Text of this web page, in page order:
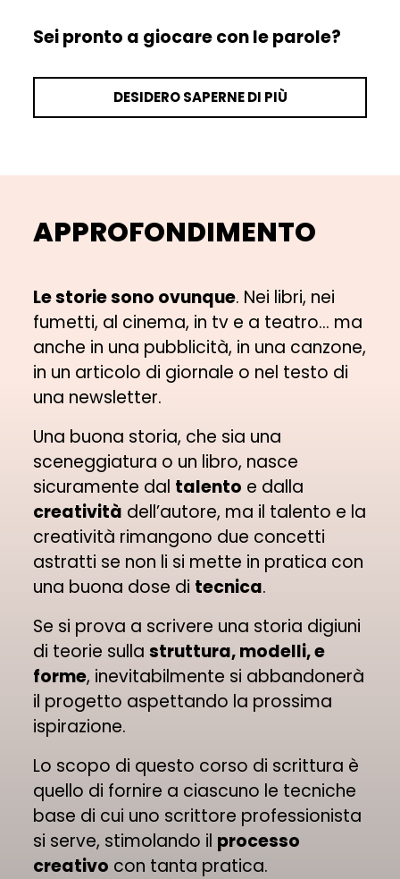
Sei pronto a giocare con le parole?
DESIDERO SAPERNE DI PIÙ
APPROFONDIMENTO
Le storie sono ovunque. Nei libri, nei
fumetti, al cinema, in tv e a teatro... ma
anche in una pubblicità, in una canzone,
in un articolo di giornale o nel testo di
una newsletter.
Una buona storia, che sia una
sceneggiatura o un libro, nasce
sicuramente dal talento e dalla
creatività dell’autore, ma il talento e la
creatività rimangono due concetti
astratti se non li si mette in pratica con
una buona dose di tecnica.
Se si prova a scrivere una storia digiuni
di teorie sullastruttura, modelli, e
forme, inevitabilmente si abbandonerà
il progetto aspettando la prossima
ispirazione.
Lo scopo di questo corso di scrittura è
quello di fornire a ciascuno le tecniche
base di cui uno scrittore professionista
si serve, stimolando il processo
creativo con tanta pratica.